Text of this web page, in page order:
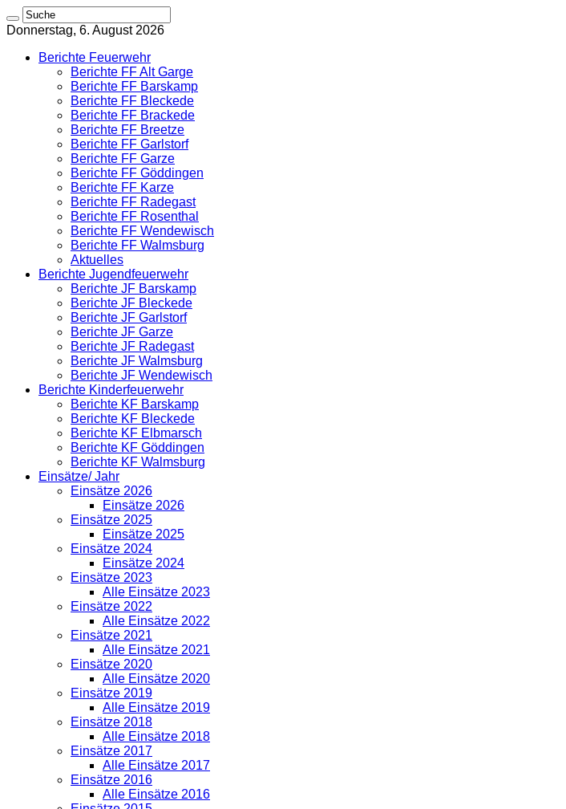
Donnerstag, 6. August 2026
Berichte Feuerwehr
Berichte FF Alt Garge
Berichte FF Barskamp
Berichte FF Bleckede
Berichte FF Brackede
Berichte FF Breetze
Berichte FF Garlstorf
Berichte FF Garze
Berichte FF Göddingen
Berichte FF Karze
Berichte FF Radegast
Berichte FF Rosenthal
Berichte FF Wendewisch
Berichte FF Walmsburg
Aktuelles
Berichte Jugendfeuerwehr
Berichte JF Barskamp
Berichte JF Bleckede
Berichte JF Garlstorf
Berichte JF Garze
Berichte JF Radegast
Berichte JF Walmsburg
Berichte JF Wendewisch
Berichte Kinderfeuerwehr
Berichte KF Barskamp
Berichte KF Bleckede
Berichte KF Elbmarsch
Berichte KF Göddingen
Berichte KF Walmsburg
Einsätze/ Jahr
Einsätze 2026
Einsätze 2026
Einsätze 2025
Einsätze 2025
Einsätze 2024
Einsätze 2024
Einsätze 2023
Alle Einsätze 2023
Einsätze 2022
Alle Einsätze 2022
Einsätze 2021
Alle Einsätze 2021
Einsätze 2020
Alle Einsätze 2020
Einsätze 2019
Alle Einsätze 2019
Einsätze 2018
Alle Einsätze 2018
Einsätze 2017
Alle Einsätze 2017
Einsätze 2016
Alle Einsätze 2016